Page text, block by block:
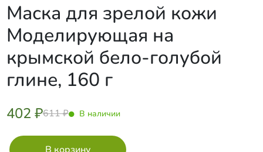
Маска для зрелой кожи
Моделирующая на
крымской бело-голубой
глине, 160 г
402 ₽611 ₽ В наличии